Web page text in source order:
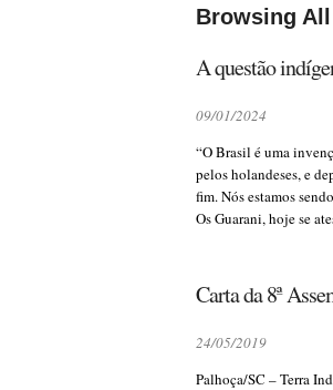
Browsing
A questão
09/01/2024
“O Brasil é uma
pelos holandeses, e
fim. Nós estamos
Os Guarani, hoje se
Carta da 8ª
24/05/2019
Palhoça/SC – Terra